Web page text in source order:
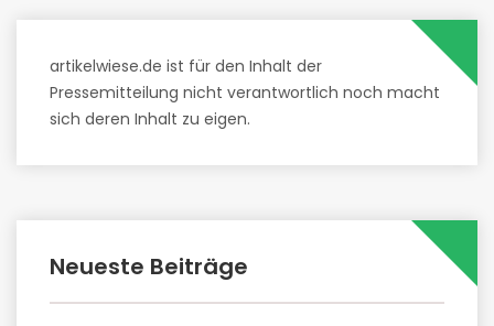
artikelwiese.de ist für den Inhalt der
Pressemitteilung nicht verantwortlich noch macht
sich deren Inhalt zu eigen.
Neueste Beiträge